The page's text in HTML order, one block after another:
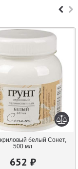
белый Сонет,
500 мл
652 ₽